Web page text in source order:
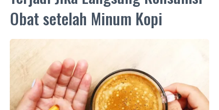
Obat setelah Minum Kopi